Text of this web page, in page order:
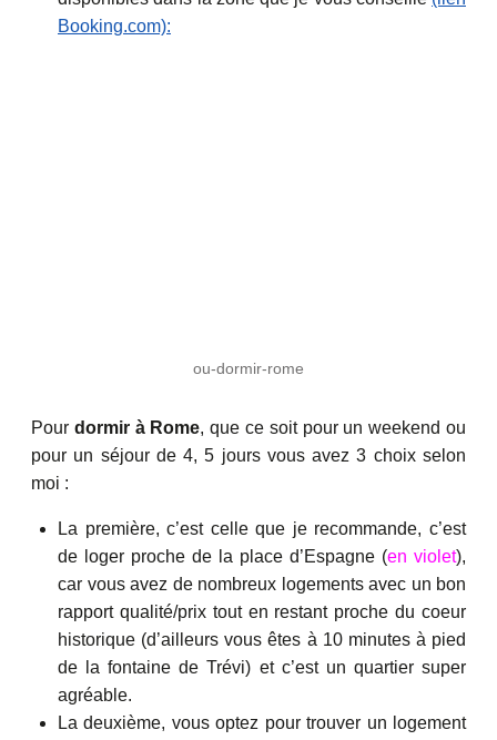
Booking.com):
ou-dormir-rome
Pour dormir à Rome, que ce soit pour un weekend ou
pour un séjour de 4, 5 jours vous avez 3 choix selon
moi :
La première, c’est celle que je recommande, c’est
de loger proche de la place d’Espagne (en violet),
car vous avez de nombreux logements avec un bon
rapport qualité/prix tout en restant proche du coeur
historique (d’ailleurs vous êtes à 10 minutes à pied
de la fontaine de Trévi) et c’est un quartier super
agréable.
La deuxième, vous optez pour trouver un logement